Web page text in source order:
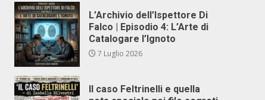
L’Archivio dell’Ispettore Di
Falco | Episodio 4: L’Arte di
Catalogare l’Ignoto
7 Luglio 2026
Il caso Feltrinelli e quella